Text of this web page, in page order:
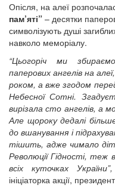
Опісля, на алеї
пам’яті” – десятки
символізують душі
навколо меморіалу.
“Цьогоріч ми
паперових ангелів на
роком, а вже згодом
Небесної Сотні.
вирізала сто ангелів, а
Але щороку дедалі
до вшанування і
тішить, адже чимало
Революції Гідності,
всіх куточках України”,
ініціаторка акції,